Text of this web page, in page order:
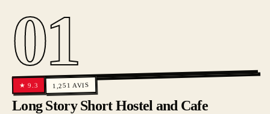
01
★9.3 1,251 AVIS
Long Story Short Hostel and Cafe